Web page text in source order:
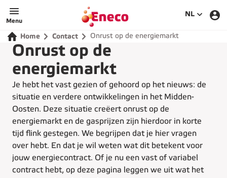
Menu
NL
Home Contact Onrust op de energiemarkt
Onrust op de
energiemarkt
Je hebt het vast gezien of gehoord op het nieuws: de
situatie en verdere ontwikkelingen in het Midden-
Oosten. Deze situatie creëert onrust op de
energiemarkt en de gasprijzen zijn hierdoor in korte
tijd flink gestegen. We begrijpen dat je hier vragen
over hebt. En dat je wil weten wat dit betekent voor
jouw energiecontract. Of je nu een vast of variabel
contract hebt, op deze pagina leggen we uit wat het